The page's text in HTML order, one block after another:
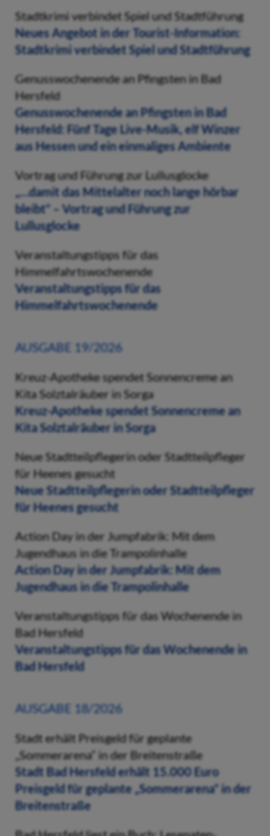
Stadtkrimi verbindet Spiel und Stadtführung
Neues Angebot in der Tourist-Information:
Stadtkrimi verbindet Spiel und Stadtführung
Genusswochenende an Pfingsten in Bad
Hersfeld
Genusswochenende an Pfingsten in Bad
Hersfeld: Fünf Tage Live-Musik, elf Winzer
aus Hessen und ein einmaliges Ambiente
Vortrag und Führung zur Lullusglocke
„…damit das Mittelalter noch lange hörbar
bleibt“ – Vortrag und Führung zur
Lullusglocke
Veranstaltungstipps für das
Himmelfahrtswochenende
Veranstaltungstipps für das
Himmelfahrtswochenende
AUSGABE 19/2026
Kreuz-Apotheke spendet Sonnencreme an
Kita Solztalräuber in Sorga
Kreuz-Apotheke spendet Sonnencreme an
Kita Solztalräuber in Sorga
Neue Stadtteilpflegerin oder Stadtteilpfleger
für Heenes gesucht
Neue Stadtteilpflegerin oder Stadtteilpfleger
für Heenes gesucht
Action Day in der Jumpfabrik: Mit dem
Jugendhaus in die Trampolinhalle
Action Day in der Jumpfabrik: Mit dem
Jugendhaus in die Trampolinhalle
Veranstaltungstipps für das Wochenende in
Bad Hersfeld
Veranstaltungstipps für das Wochenende in
Bad Hersfeld
AUSGABE 18/2026
Stadt erhält Preisgeld für geplante
„Sommerarena“ in der Breitenstraße
Stadt Bad Hersfeld erhält 15.000 Euro
Preisgeld für geplante „Sommerarena“ in der
Breitenstraße